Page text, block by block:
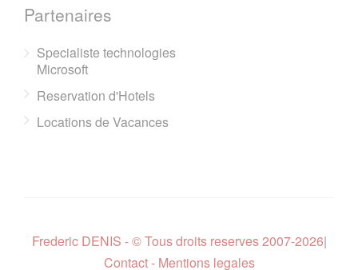
Partenaires
Specialiste technologies
Microsoft
Reservation d'Hotels
Locations de Vacances
Frederic DENIS - © Tous droits reserves 2007-2026|
Contact - Mentions legales